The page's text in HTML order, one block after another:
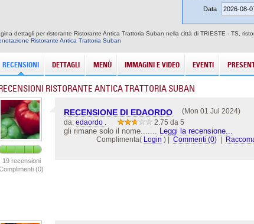
Data
dettagli per ristorante Ristorante Antica Trattoria Suban nella città di TRIESTE - TS,
Ristorante Antica Trattoria Suban
RECENSIONI DETTAGLI MENÙ IMMAGINI E VIDEO EVENTI
RISTORANTE ANTICA TRATTORIA SUBAN
19 recensioni
(0)
RECENSIONE DI EDAORDO (Mon 01 Jul 2024)
da: edaordo . 2.75 da 5
gli rimane solo il nome....... Leggi la recensione...
Complimenta( Login ) Commenti (0)